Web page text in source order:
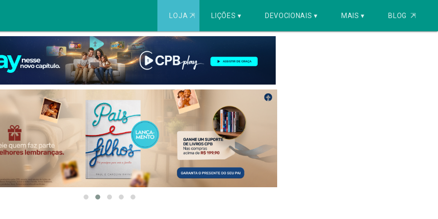
LOJA ⇱ LIÇÕES ▾ DEVOCIONAIS ▾ MAIS ▾ BLOG ⇱